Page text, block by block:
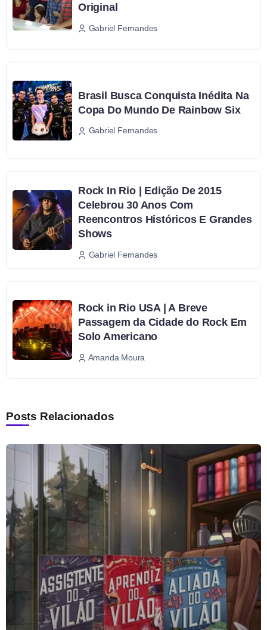
Original
Gabriel Fernandes
Brasil Busca Conquista Inédita Na
Copa Do Mundo De Rainbow Six
Gabriel Fernandes
Rock In Rio | Edição De 2015
Celebrou 30 Anos Com
Reencontros Históricos E Grandes
Shows
Gabriel Fernandes
Rock in Rio USA | A Breve
Passagem da Cidade do Rock Em
Solo Americano
Amanda Moura
Posts Relacionados